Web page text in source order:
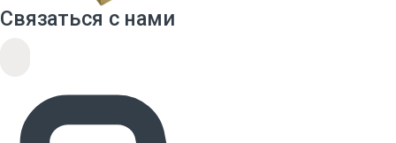
Связаться с нами